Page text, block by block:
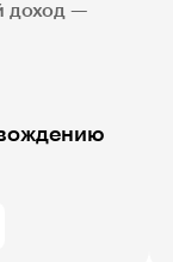
доход —